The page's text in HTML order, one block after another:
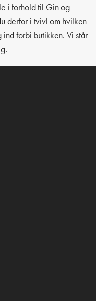
i forhold til Gin og
derfor i tvivl om hvilken
ind forbi butikken. Vi står